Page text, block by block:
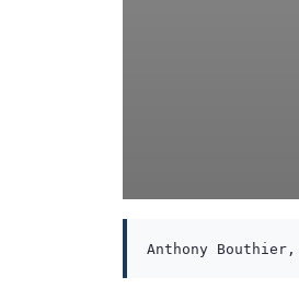
Anthony